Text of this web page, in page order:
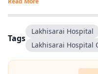
प्रभात खबर डिजिटल
किताबें पढ़ने, वायलिन बजाने और
सामाजिक, सांस्कृतिक और
Tags
Lakhisarai Hospital
Lakhisarai Hospital